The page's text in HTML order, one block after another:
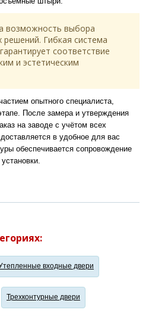
возможность выбора
решений. Гибкая система
соответствие
и эстетическим
опытного специалиста,
После замера и утверждения
на заводе с учётом всех
в удобное для вас
обеспечивается сопровождение
входные двери
Трехконтурные двери